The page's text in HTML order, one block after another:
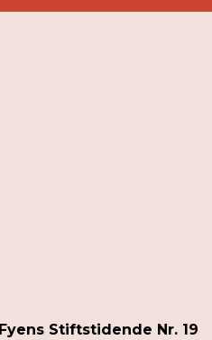
Fyens Stiftstidende Nr. 19